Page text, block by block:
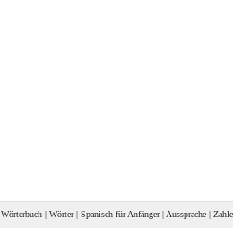
Wörterbuch | Wörter| Spanisch für Anfänger| Aussprache |